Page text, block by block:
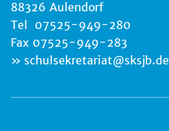
88326 Aulendorf
Tel 07525-949-280
Fax 07525-949-283
schulsekretariat@sksjb.de